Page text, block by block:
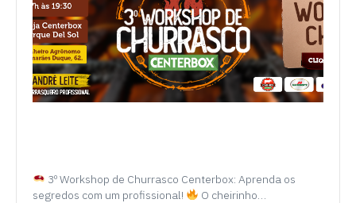
3º Workshop de Churrasco Centerbox: Aprenda os
segredos com um profissional!
O cheirinho…